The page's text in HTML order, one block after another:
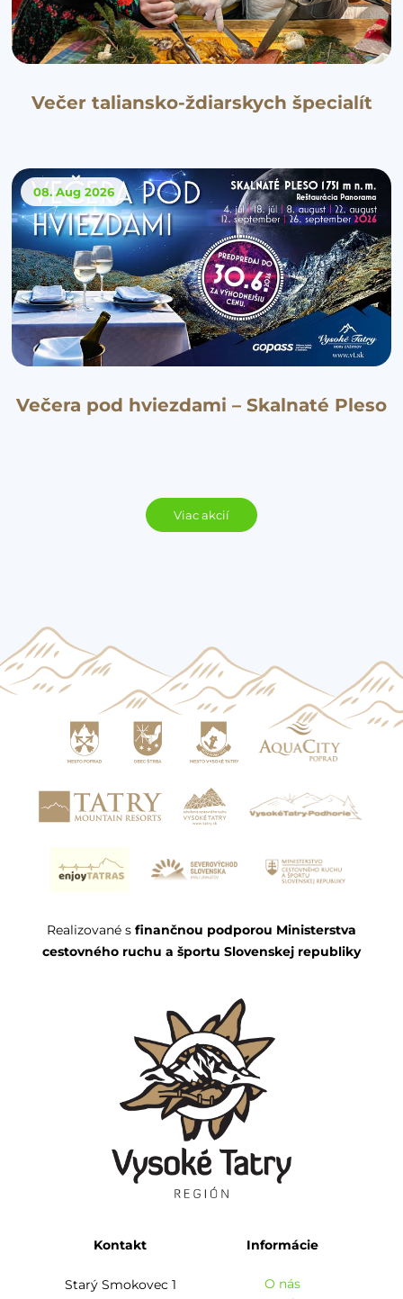
Večer taliansko-ždiarskych špecialít
08. Aug 2026
Večera pod hviezdami – Skalnaté Pleso
Viac akcií
Realizované s finančnou podporou Ministerstva
cestovného ruchu a športu Slovenskej republiky
Kontakt
Starý Smokovec 1
Informácie
O nás